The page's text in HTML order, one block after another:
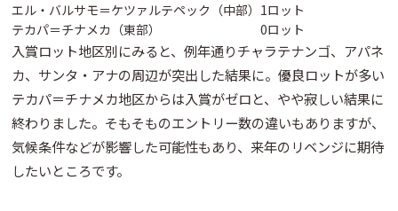
エル・バルサモ＝ケツァルテペック（中部） 1ロット
テカパ＝チナメカ（東部）
0ロット
入賞ロット地区別にみると、例年通りチャラテナンゴ、アパネ
カ、サンタ・アナの周辺が突出した結果に。優良ロットが多い
テカパ＝チナメカ地区からは入賞がゼロと、やや寂しい結果に
終わりました。そもそものエントリー数の違いもありますが、
気候条件などが影響した可能性もあり、来年のリベンジに期待
したいところです。